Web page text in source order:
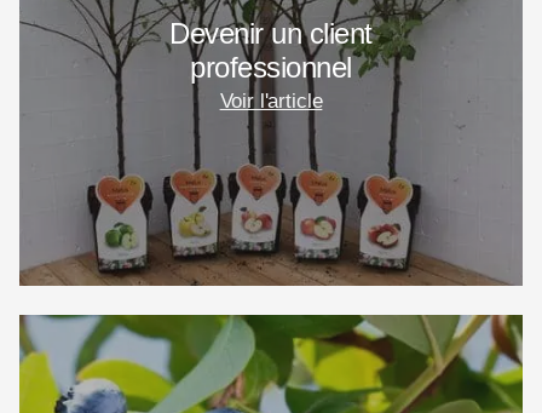
Devenir un client
professionnel
Voir l'article